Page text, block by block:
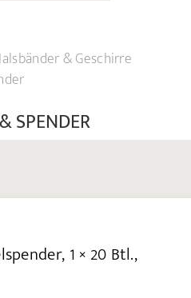
& Geschirre
SPENDER
1 × 20 Btl.,